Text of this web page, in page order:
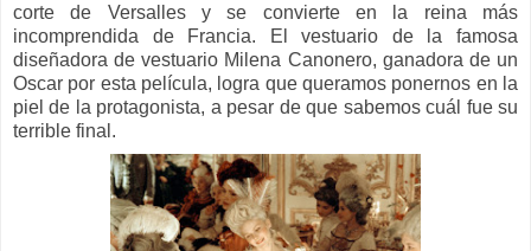
corte de Versalles y se convierte en la reina más
incomprendida de Francia.
El vestuario de la famosa
diseñadora de vestuario Milena Canonero, ganadora de un
Oscar por esta película, logra que queramos ponernos en la
piel de la protagonista, a pesar de que sabemos cuál fue su
terrible final.